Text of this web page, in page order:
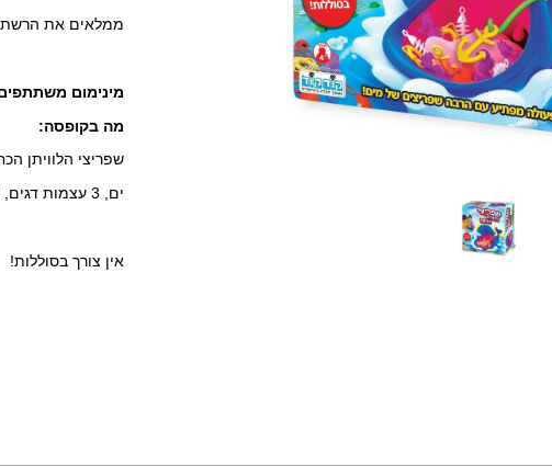
ממלאים את
מינימום
מה בקופסה:
ים, 3 עצמות דגים, 2 עוגנים, 2 גלגלי הצלה, 2 צוללות, 1 חכה, הוראות.
אין צורך בסוללות!